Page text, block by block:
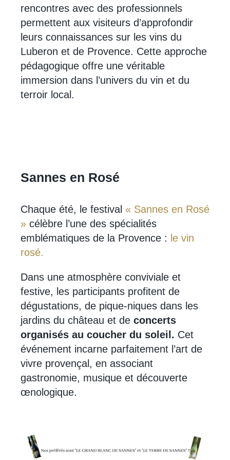
rencontres avec des professionnels
permettent aux visiteurs d’approfondir
leurs connaissances sur les vins du
Luberon et de Provence. Cette approche
pédagogique offre une véritable
immersion dans l’univers du vin et du
terroir local.
Sannes en Rosé
Chaque été, le festival « Sannes en Rosé
» célèbre l’une des spécialités
emblématiques de la Provence : le vin
rosé.
Dans une atmosphère conviviale et
festive, les participants profitent de
dégustations, de pique-niques dans les
jardins du château et de concerts
organisés au coucher du soleil. Cet
événement incarne parfaitement l’art de
vivre provençal, en associant
gastronomie, musique et découverte
œnologique.